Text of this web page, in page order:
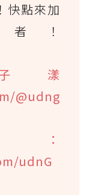
快點來加
！
漾
@udng
udnG